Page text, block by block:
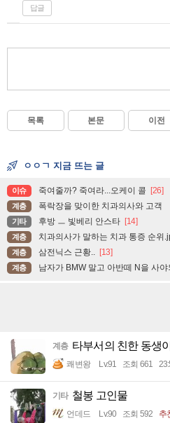
답글
목록 본문 이전
ㅇㅇㄱ 지금 뜨는 글
이슈 죽여줄까? 죽여라...오케이 콜 [26]
계층 폭락장을 맞이한 치과의사와 고객
기타 후방 ㅡ 빛베리 안스타 [14]
계층 치과의사가 말하는 치과 통증 순위
계층 삼전닉스 근황.. [13]
계층 남자가 BMW 말고 아반떼 N을 사
계층 타부서의 친한 동생이
쾌변왕 Lv.91 조회 661
기타 철봉 고인물
언데드 Lv.90 조회 592 추